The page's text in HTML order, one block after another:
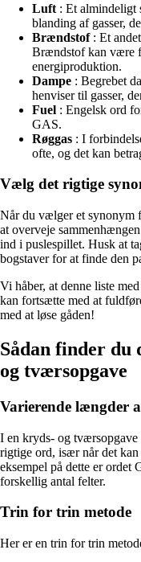
Luft : Et almindeligt
blanding af gasser,
Brændstof: Et
Brændstof kan være
energiproduktion.
Dampe : Begrebet
henviser til gasser,
Fuel : Engelsk ord
GAS.
Røggas : I
ofte, og det kan
Vælg det rigtige
Når du vælger et synonym
at overveje
ind i puslespillet. Husk at
bogstaver for at finde den
Vi håber, at denne liste
kan fortsætte med at
med at løse gåden!
Sådan finder du
og tværsopgave
Varierende længder
I en kryds- og
rigtige ord, især når det
eksempel på dette er ordet
forskellig antal felter.
Trin for trin metode
Her er en trin for trin